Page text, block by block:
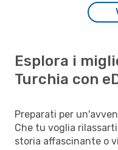
Esplora i
Turchia con
Preparati per
Che tu voglia
storia affascinante o